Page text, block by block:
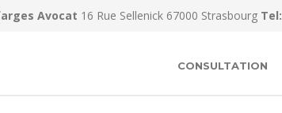
Avocat 16 Rue Sellenick 67000 Strasbourg Tel:
CONSULTATION